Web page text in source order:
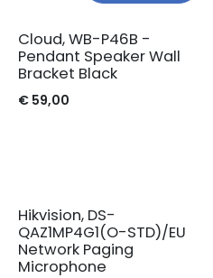
Cloud, WB-P46B -
Pendant Speaker Wall
Bracket Black
€ 59,00
Hikvision, DS-
QAZ1MP4G1(O-STD)/EU
Network Paging
Microphone